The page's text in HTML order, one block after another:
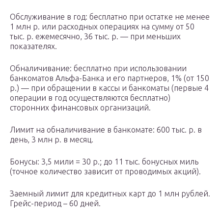
Обслуживание в год: бесплатно при остатке не менее
1 млн р. или расходных операциях на сумму от 50
тыс. р. ежемесячно, 36 тыс. р. — при меньших
показателях.
Обналичивание: бесплатно при использовании
банкоматов Альфа-Банка и его партнеров, 1% (от 150
р.) — при обращении в кассы и банкоматы (первые 4
операции в год осуществляются бесплатно)
сторонних финансовых организаций.
Лимит на обналичивание в банкомате: 600 тыс. р. в
день, 3 млн р. в месяц.
Бонусы: 3,5 мили = 30 р.; до 11 тыс. бонусных миль
(точное количество зависит от проводимых акций).
Заемный лимит для кредитных карт до 1 млн рублей.
Грейс-период – 60 дней.